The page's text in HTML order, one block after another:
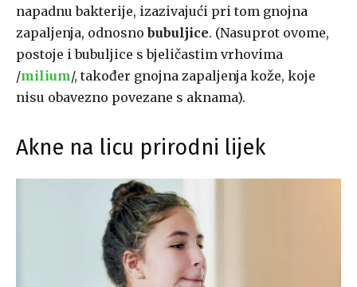
napadnu bakterije, izazivajući pri tom gnojna
zapaljenja, odnosnobubuljice. (Nasuprot ovome,
postoje i bubuljice s bjeličastim vrhovima
/milium/, također gnojna zapaljenja kože, koje
nisu obavezno povezane s aknama).
Akne na licu prirodni lijek